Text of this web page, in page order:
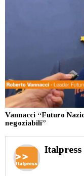
Vannacci “Futuro
negoziabili”
Italpress